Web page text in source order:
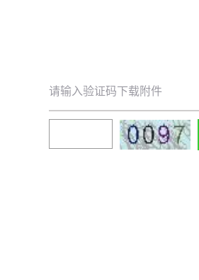
请输入验证码下载附件